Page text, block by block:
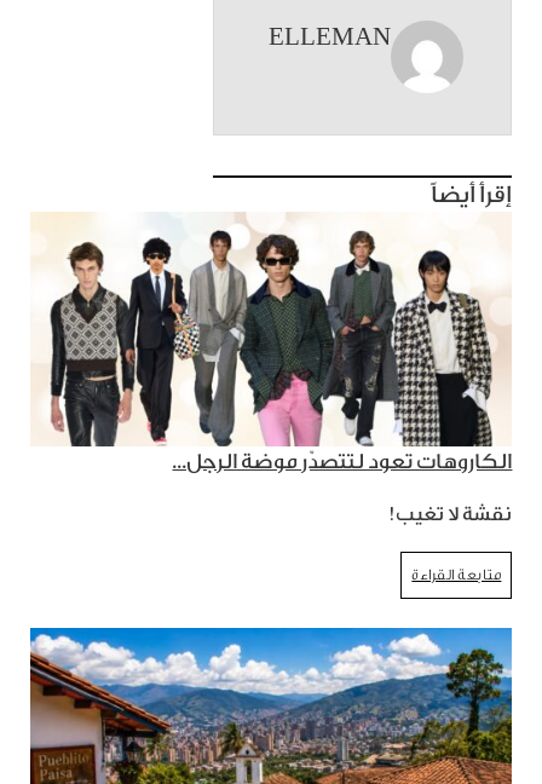
ELLEMAN
إقرأ أيضاً
الكاروهات تعود لتتصدّر موضة الرجل...
نقشة لا تغيب!
متابعة القراءة